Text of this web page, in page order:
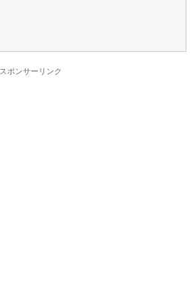
スポンサーリンク